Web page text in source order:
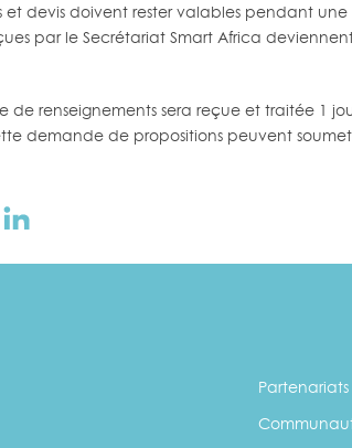
et devis doivent rester valables pendant
par le Secrétariat Smart Africa
de renseignements sera reçue et traitée 1
demande de propositions peuvent
Partenariats